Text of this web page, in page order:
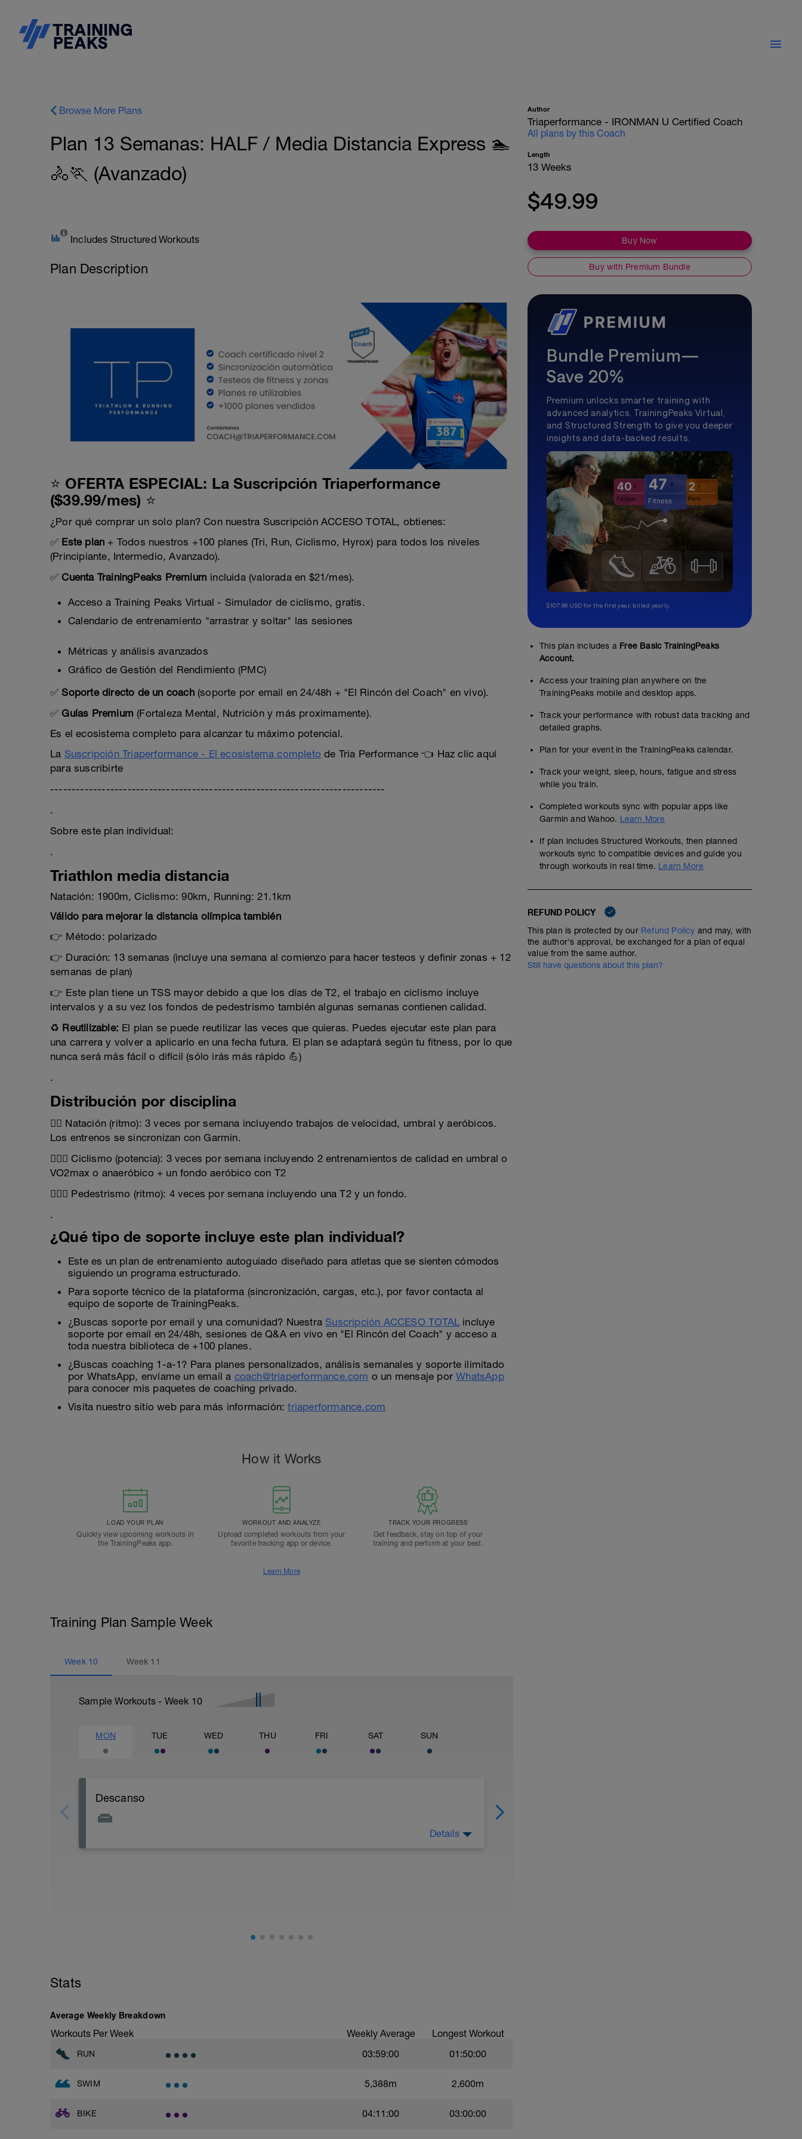
Browse More Plans
Plan 13 Semanas: HALF / Media Distancia Express 🏊
🚴🏃 (Avanzado)
Includes Structured Workouts
Plan Description
⭐ OFERTA ESPECIAL: La Suscripción Triaperformance
($39.99/mes) ⭐
¿Por qué comprar un solo plan? Con nuestra Suscripción ACCESO TOTAL, obtienes:
✅ Este plan + Todos nuestros +100 planes (Tri, Run, Ciclismo, Hyrox) para todos los niveles
(Principiante, Intermedio, Avanzado).
✅Cuenta TrainingPeaks Premium incluida (valorada en $21/mes).
Acceso a Training Peaks Virtual - Simulador de ciclismo, gratis.
Calendario de entrenamiento "arrastrar y soltar" las sesiones
Métricas y análisis avanzados
Gráfico de Gestión del Rendimiento (PMC)
✅Soporte directo de un coach(soporte por email en 24/48h + "El Rincón del Coach" en vivo).
✅Guías Premium (Fortaleza Mental, Nutrición y más proximamente).
Es el ecosistema completo para alcanzar tu máximo potencial.
La Suscripción Triaperformance - El ecosistema completo de Tria Performance 👈 Haz clic aquí
para suscribirte
------------------------------------------------------------------------------
.
Sobre este plan individual:
.
Triathlon media distancia
Natación: 1900m, Ciclismo: 90km, Running: 21.1km
Válido para mejorar la distancia olímpica también
👉 Método: polarizado
👉 Duración: 13 semanas (incluye una semana al comienzo para hacer testeos y definir zonas + 12
semanas de plan)
👉 Este plan tiene un TSS mayor debido a que los días de T2, el trabajo en ciclismo incluye
intervalos y a su vez los fondos de pedestrismo también algunas semanas contienen calidad.
♻️ Reutilizable: El plan se puede reutilizar las veces que quieras. Puedes ejecutar este plan para
una carrera y volver a aplicarlo en una fecha futura. El plan se adaptará según tu fitness, por lo que
nunca será más fácil o difícil (sólo irás más rápido 💪)
.
Distribución por disciplina
🏊‍♂️ Natación (ritmo): 3 veces por semana incluyendo trabajos de velocidad, umbral y aeróbicos.
Los entrenos se sincronizan con Garmin.
🚴🏻‍♂️ Ciclismo (potencia): 3 veces por semana incluyendo 2 entrenamientos de calidad en umbral o
VO2max o anaeróbico + un fondo aeróbico con T2
🏃🏻‍♂️ Pedestrismo (ritmo): 4 veces por semana incluyendo una T2 y un fondo.
.
¿Qué tipo de soporte incluye este plan individual?
Este es un plan de entrenamiento autoguiado diseñado para atletas que se sienten cómodos
siguiendo un programa estructurado.
Para soporte técnico de la plataforma (sincronización, cargas, etc.), por favor contacta al
equipo de soporte de TrainingPeaks.
¿Buscas soporte por email y una comunidad? NuestraSuscripción ACCESO TOTALincluye
soporte por email en 24/48h, sesiones de Q&A en vivo en "El Rincón del Coach" y acceso a
toda nuestra biblioteca de +100 planes.
¿Buscas coaching 1-a-1? Para planes personalizados, análisis semanales y soporte ilimitado
por WhatsApp, envíame un email a coach@triaperformance.com o un mensaje porWhatsApp
para conocer mis paquetes de coaching privado.
Visita nuestro sitio web para más información:triaperformance.com
How it Works
LOAD YOUR PLAN
Quickly view upcoming workouts in
the TrainingPeaks app.
WORKOUT AND ANALYZE
Upload completed workouts from your
favorite tracking app or device.
TRACK YOUR PROGRESS
Get feedback, stay on top of your
training and perform at your best.
Learn More
Training Plan Sample Week
Week 10 Week 11
Sample Workouts - Week 10
MON TUE WED THU FRI SAT SUN
Descanso
Details
Stats
Average Weekly Breakdown
Workouts Per Week Weekly Average Longest Workout
RUN 03:59:00 01:50:00
SWIM 5,388m 2,600m
BIKE 04:11:00 03:00:00
Author
Triaperformance - IRONMAN U Certified Coach
All plans by this Coach
Length
13 Weeks
$49.99
Buy Now
Buy with Premium Bundle
Bundle Premium—
Save 20%
Premium unlocks smarter training with
advanced analytics, TrainingPeaks Virtual,
and Structured Strength to give you deeper
insights and data-backed results.
$107.99 USD for the first year, billed yearly.
This plan includes a Free Basic TrainingPeaks
Account.
Access your training plan anywhere on the
TrainingPeaks mobile and desktop apps.
Track your performance with robust data tracking and
detailed graphs.
Plan for your event in the TrainingPeaks calendar.
Track your weight, sleep, hours, fatigue and stress
while you train.
Completed workouts sync with popular apps like
Garmin and Wahoo. Learn More
If plan includes Structured Workouts, then planned
workouts sync to compatible devices and guide you
through workouts in real time. Learn More
REFUND POLICY
This plan is protected by our Refund Policy and may, with
the author's approval, be exchanged for a plan of equal
value from the same author.
Still have questions about this plan?